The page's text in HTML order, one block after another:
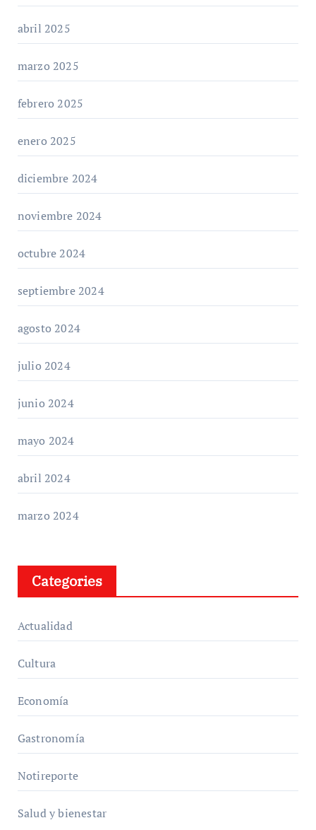
abril 2025
marzo 2025
febrero 2025
enero 2025
diciembre 2024
noviembre 2024
octubre 2024
septiembre 2024
agosto 2024
julio 2024
junio 2024
mayo 2024
abril 2024
marzo 2024
Categories
Actualidad
Cultura
Economía
Gastronomía
Notireporte
Salud y bienestar